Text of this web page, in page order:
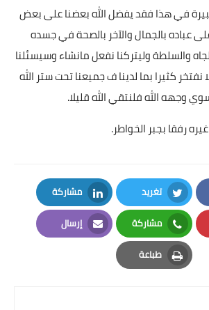
في هذا فقد يفضل الله بعضنا على بعض
عباده بالجمال والآخر بالصحة في جسده
والسلطة وليتركنا نفعل مانشاء وسيسئلنا
كثيرا بما لدينا ف جميعنا تحت ستر الله
وجهه الله فلنتقي الله قليلا.
رفقا بجبر الخواطر.
تغريد
Twitter
مشاركة
LinkedIn
مشاركة
Whatsapp
إرسال
Email
طباعة
Print